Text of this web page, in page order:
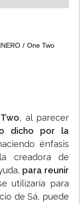
One Two
, al parecer
dicho por la
énfasis
creadora de
para reunir
utilizaría para
de Sá, puede